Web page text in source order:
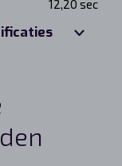
12,20 sec